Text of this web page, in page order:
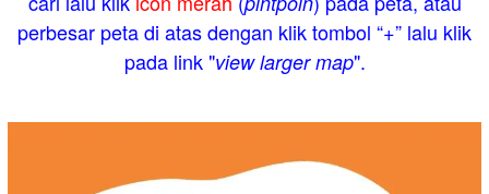
perbesar peta di atas dengan klik tombol “+” lalu klik
pada link "view larger map".